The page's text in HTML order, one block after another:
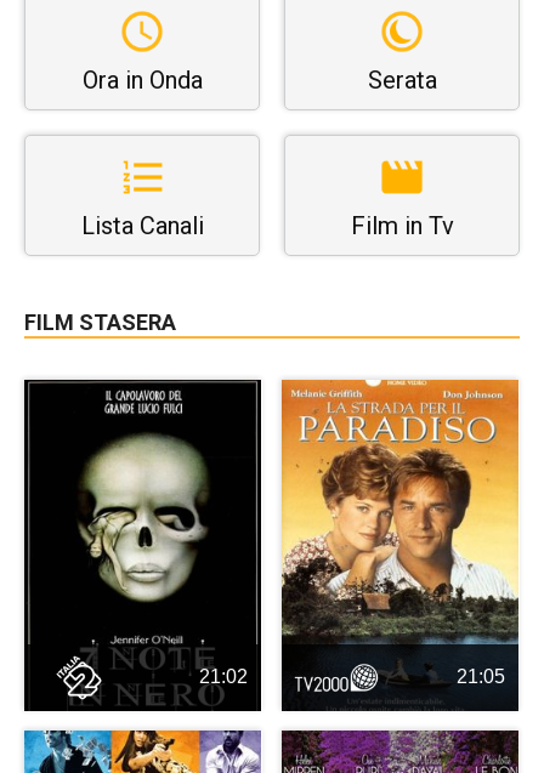
Ora in Onda Serata
Lista Canali Film in Tv
FILM STASERA
21:02 21:05